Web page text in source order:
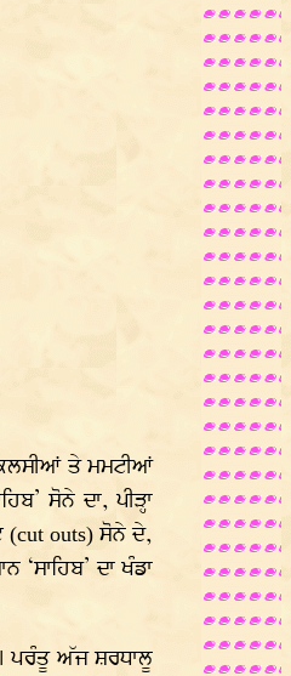
ਤੇ ਮਮਟੀਆਂ
ਸੋਨੇ ਦਾ, ਪੀੜ੍ਹਾ
(cut outs)ਸੋਨੇ ਦੇ,
ਦਾ ਖੰਡਾ
ਪਰੰਤੂ ਅੱਜ ਸ਼ਰਧਾਲੂ